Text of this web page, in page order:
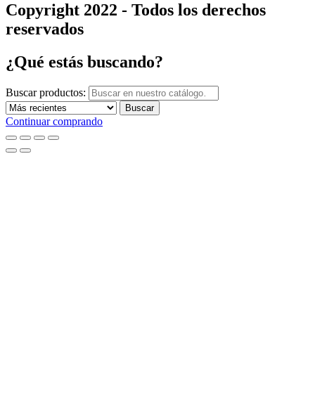
Copyright 2022 - Todos los derechos
reservados
¿Qué estás buscando?
Buscar productos:
Buscar
Continuar comprando